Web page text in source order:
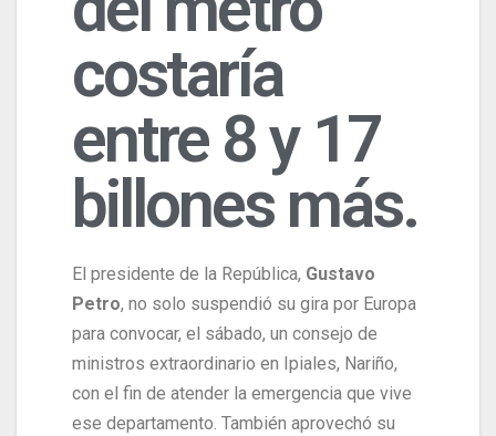
costaría
entre 8 y 17
billones más.
El presidente de la República, Gustavo
Petro, no solo suspendió su gira por Europa
para convocar, el sábado, un consejo de
ministros extraordinario en Ipiales, Nariño,
con el fin de atender la emergencia que vive
ese departamento. También aprovechó su